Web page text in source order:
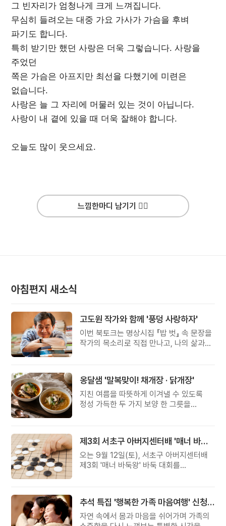
그 빈자리가 엄청나게 크게 느껴집니다.
무심히 들려오는 대중 가요 가사가 가슴을 후벼
파기도 합니다.
특히 받기만 했던 사랑은 더욱 그렇습니다. 사랑을
주었던
쪽은 가슴은 아프지만 최선을 다했기에 미련은
없습니다.
사랑은 늘 그 자리에 머물러 있는 것이 아닙니다.
사랑이 내 곁에 있을 때 더욱 잘해야 합니다.
오늘도 많이 웃으세요.
느낌한마디 남기기 ✍🏻
아침편지 새소식
고도원 작가와 함께 '풍덩 사랑하자'
이번 북토크는 명상시집 『밥 벗』 속 문장을
작가의 목소리로 직접 만나고, 나의 삶과
옹달샘 '말복맞이! 채개장 · 닭개장'
지친 여름을 따뜻하게 이겨낼 수 있도록
정성 가득한 두 가지 보양 한 그릇을
제3회 서초구 아버지센터배 '매너 바둑왕' 대회
오는 9월 12일(토), 서초구 아버지센터배
제3회 '매너 바둑왕' 바둑 대회를
추석 특집 '행복한 가족 마음여행' 신청 안내
자연 속에서 몸과 마음을 쉬어가며 가족의